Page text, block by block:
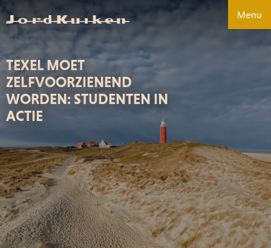
Menu
TEXEL MOET
ZELFVOORZIENEND
WORDEN: STUDENTEN IN
ACTIE